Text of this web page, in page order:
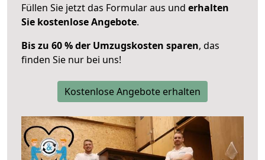
Füllen Sie jetzt das Formular aus und erhalten
Sie kostenlose Angebote.
Bis zu 60 % der Umzugskosten sparen, das
finden Sie nur bei uns!
Kostenlose Angebote erhalten